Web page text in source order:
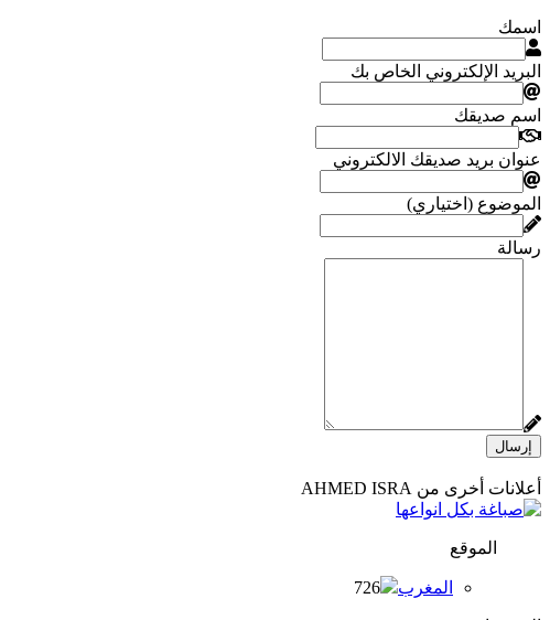
اسمك
البريد الإلكتروني الخاص بك
اسم صديقك
عنوان بريد صديقك الالكتروني
الموضوع (اختياري)
رسالة
إرسال
أعلانات أخرى من AHMED ISRA
الموقع
المغرب 726